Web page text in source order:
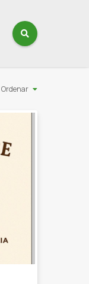
Ordenar